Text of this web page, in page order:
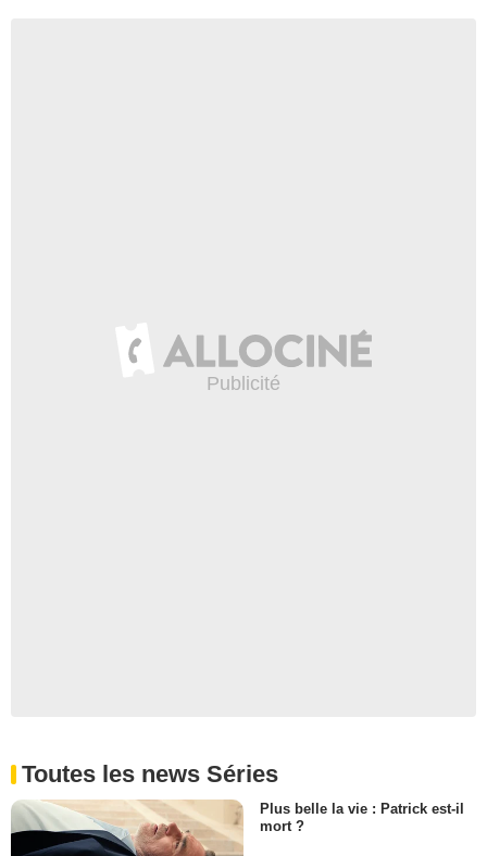
Toutes les news Séries
Plus belle la vie : Patrick est-il
mort ?